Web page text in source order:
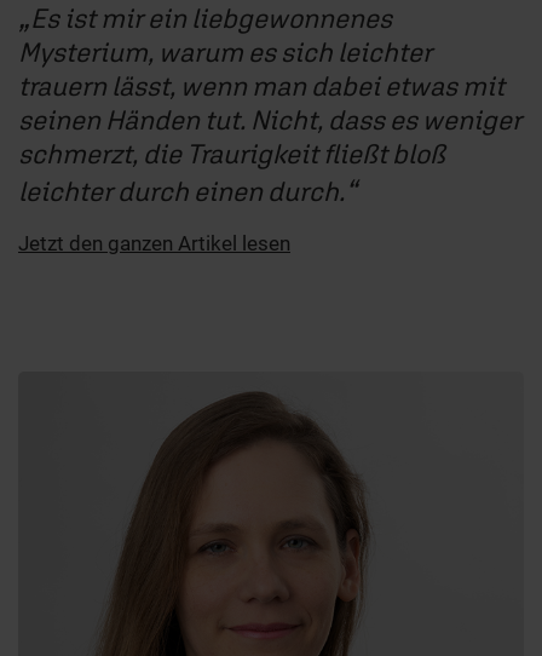
Es ist mir ein liebgewonnenes
Mysterium, warum es sich leichter
trauern lässt, wenn man dabei etwas mit
seinen Händen tut. Nicht, dass es weniger
schmerzt, die Traurigkeit fließt bloß
leichter durch einen durch.
Jetzt den ganzen Artikel lesen